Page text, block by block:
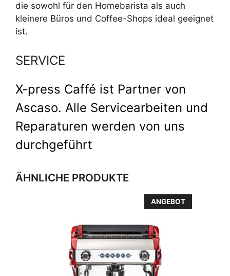
die sowohl für den Homebarista als auch
kleinere Büros und Coffee-Shops ideal geeignet
ist.
SERVICE
X-press Caffé ist Partner von
Ascaso. Alle Servicearbeiten und
Reparaturen werden von uns
durchgeführt
ÄHNLICHE PRODUKTE
ANGEBOT